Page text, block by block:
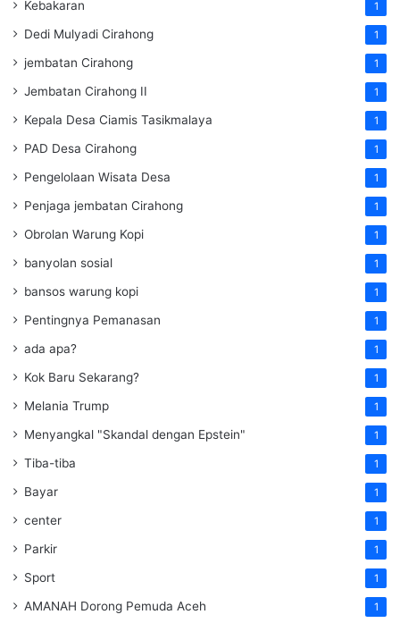
Kebakaran 1
Dedi Mulyadi Cirahong 1
jembatan Cirahong 1
Jembatan Cirahong II 1
Kepala Desa Ciamis Tasikmalaya 1
PAD Desa Cirahong 1
Pengelolaan Wisata Desa 1
Penjaga jembatan Cirahong 1
Obrolan Warung Kopi 1
banyolan sosial 1
bansos warung kopi 1
Pentingnya Pemanasan 1
ada apa? 1
Kok Baru Sekarang? 1
Melania Trump 1
Menyangkal "Skandal dengan Epstein" 1
Tiba-tiba 1
Bayar 1
center 1
Parkir 1
Sport 1
AMANAH Dorong Pemuda Aceh 1